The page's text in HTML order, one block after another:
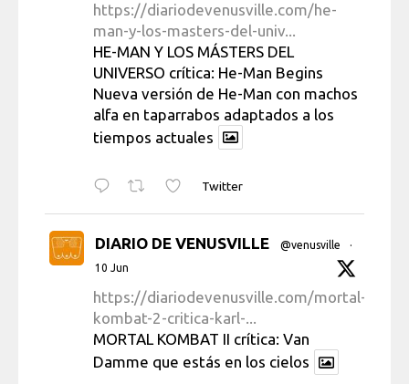
https://diariodevenusville.com/he-
man-y-los-masters-del-univ...
HE-MAN Y LOS MÁSTERS DEL
UNIVERSO crítica: He-Man Begins
Nueva versión de He-Man con machos
alfa en taparrabos adaptados a los
tiempos actuales
Twitter
DIARIO DE VENUSVILLE @venusville
·
10 Jun
https://diariodevenusville.com/mortal-
kombat-2-critica-karl-...
MORTAL KOMBAT II crítica: Van
Damme que estás en los cielos